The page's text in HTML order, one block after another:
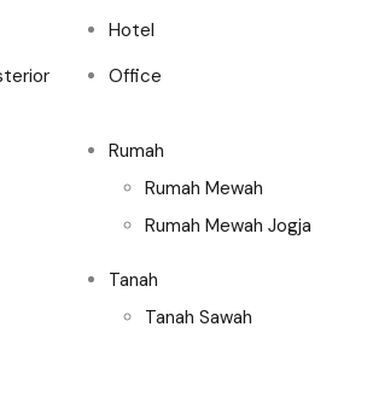
Hotel
Office
Rumah
Rumah Mewah
Rumah Mewah Jogja
Tanah
Tanah Sawah